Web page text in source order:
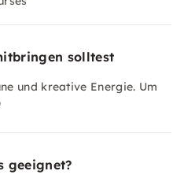
solltest
und kreative Energie. Um
geeignet?